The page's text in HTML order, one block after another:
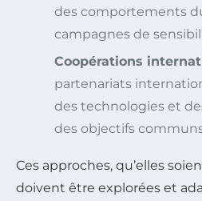
des comportements
campagnes de
Coopérations
partenariats
des technologies et
des objectifs
Ces approches, qu’elles
doivent être explorées et